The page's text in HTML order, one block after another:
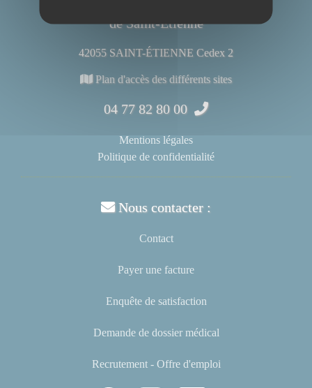
de Saint-Étienne
42055 SAINT-ÉTIENNE Cedex 2
Plan d'accès des différents sites
04 77 82 80 00
Mentions légales
Politique de confidentialité
Nous contacter :
Contact
Payer une facture
Enquête de satisfaction
Demande de dossier médical
Recrutement - Offre d'emploi